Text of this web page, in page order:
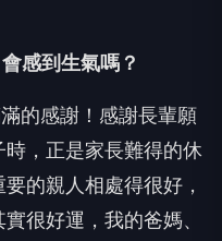
感到生氣嗎？
的感謝！感謝長輩願
，正是家長難得的休
的親人相處得很好，
很好運，我的爸媽、